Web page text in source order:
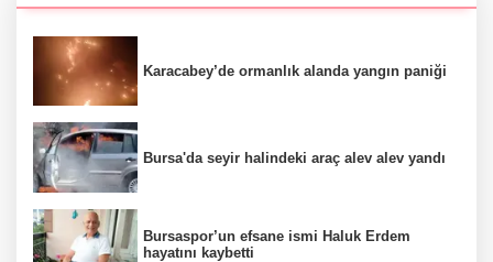
Karacabey’de ormanlık alanda yangın paniği
Bursa'da seyir halindeki araç alev alev yandı
Bursaspor’un efsane ismi Haluk Erdem
hayatını kaybetti